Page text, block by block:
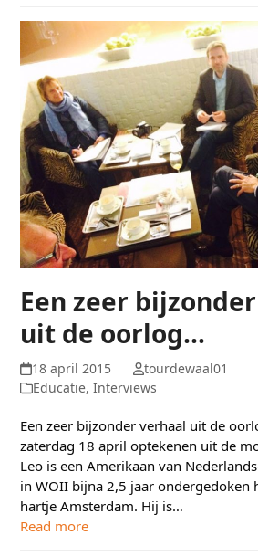
Een zeer
uit de oorlog…
18 april 2015
tourdewaal01
Educatie,Interviews
Een zeer bijzonder verhaal uit de
zaterdag 18 april optekenen uit de
Leo is een Amerikaan van
in WOII bijna 2,5 jaar ondergedoken
hartje Amsterdam. Hij is…
Read more